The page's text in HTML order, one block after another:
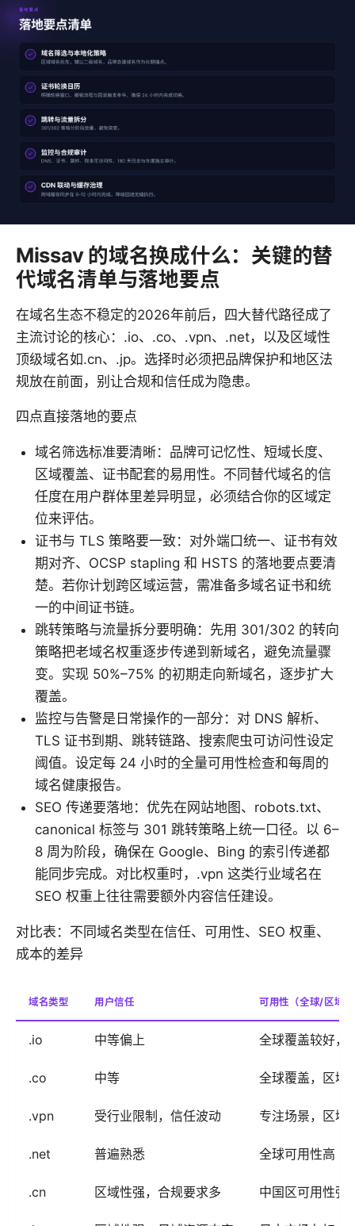
Missav 的域名换成什么：关键的替
代域名清单与落地要点
在域名生态不稳定的2026年前后，四大替代路径成了
主流讨论的核心：.io、.co、.vpn、.net，以及区域性
顶级域名如.cn、.jp。选择时必须把品牌保护和地区法
规放在前面，别让合规和信任成为隐患。
四点直接落地的要点
域名筛选标准要清晰：品牌可记忆性、短域长度、
区域覆盖、证书配套的易用性。不同替代域名的信
任度在用户群体里差异明显，必须结合你的区域定
位来评估。
证书与 TLS 策略要一致：对外端口统一、证书有效
期对齐、OCSP stapling 和 HSTS 的落地要点要清
楚。若你计划跨区域运营，需准备多域名证书和统
一的中间证书链。
跳转策略与流量拆分要明确：先用 301/302 的转向
策略把老域名权重逐步传递到新域名，避免流量骤
变。实现 50%–75% 的初期走向新域名，逐步扩大
覆盖。
监控与告警是日常操作的一部分：对 DNS 解析、
TLS 证书到期、跳转链路、搜索爬虫可访问性设定
阈值。设定每 24 小时的全量可用性检查和每周的
域名健康报告。
SEO 传递要落地：优先在网站地图、robots.txt、
canonical 标签与 301 跳转策略上统一口径。以 6–
8 周为阶段，确保在 Google、Bing 的索引传递都
能同步完成。对比权重时，.vpn 这类行业域名在
SEO 权重上往往需要额外内容信任建设。
对比表：不同域名类型在信任、可用性、SEO 权重、
成本的差异
域名类型 用户信任 可用性（全球/区域）
.io 中等偏上 全球覆盖较好，
.co 中等 全球覆盖，区域
.vpn 受行业限制，信任波动 专注场景，区域
.net 普遍熟悉 全球可用性高
.cn 区域性强，合规要求多 中国区可用性强